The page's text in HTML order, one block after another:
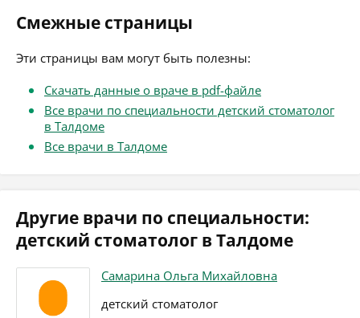
Смежные страницы
Эти страницы вам могут быть полезны:
Скачать данные о враче в pdf-файле
Все врачи по специальности детский стоматолог
в Талдоме
Все врачи в Талдоме
Другие врачи по специальности:
детский стоматолог в Талдоме
Самарина Ольга Михайловна
детский стоматолог